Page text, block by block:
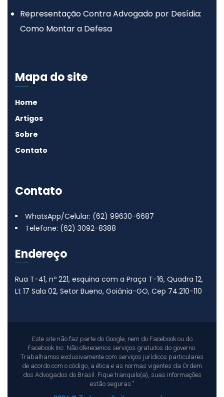
advocacia
Representação Contra Advogado por Desídia:
Como Montar a Defesa
Mapa do site
Home
Artigos
Sobre
Contato
Contato
WhatsApp/Celular: (62) 99630-6687
Telefone: (62) 3092-8388
Endereço
Rua T-41, nº 221, esquina com a Praça T-16, Quadra 12,
Lt 17 Sala 02, Setor Bueno, Goiânia-GO, Cep 74.210-110
Este site não faz parte do Google, nem do Facebook ou do
Facebook Inc. Não oferecemos serviços gratuitos do governo.
Trabalhamos exclusivamente com serviços jurídicos particulares
de acordo com o código, a ética e as normas vigentes da Ordem
dos Advogados do Brasil. Fique tranquilo(a), suas informações
estão seguras.”